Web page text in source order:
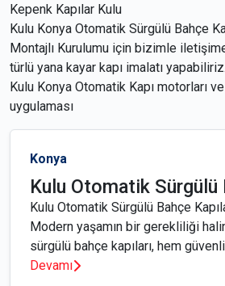
Kepenk Kapılar Kulu
Kulu Konya Otomatik Sürgülü Bahçe
Montajlı Kurulumu için bizimle
türlü yana kayar kapı imalatı yapabiliriz.
Kulu Konya Otomatik Kapı motorları
uygulaması
Konya
Kulu Otomatik Sürgülü
Kulu Otomatik Sürgülü Bahçe
Modern yaşamın bir gerekliliği
sürgülü bahçe kapıları, hem
Devamı